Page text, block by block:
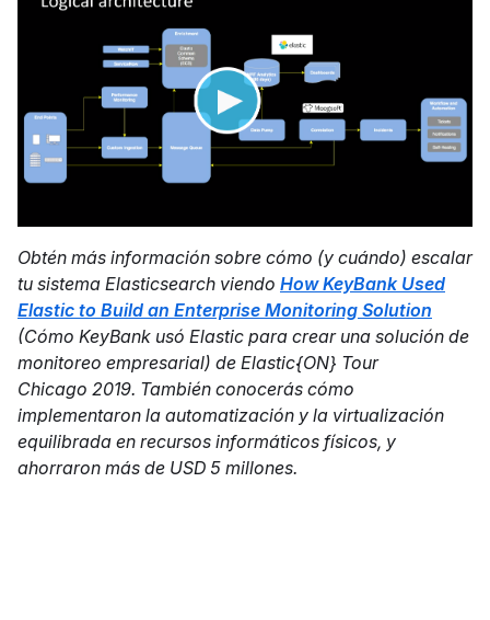
Obtén más información sobre cómo (y cuándo) escalar
tu sistema Elasticsearch viendo How KeyBank Used
Elastic to Build an Enterprise Monitoring Solution
(Cómo KeyBank usó Elastic para crear una solución de
monitoreo empresarial) de Elastic{ON} Tour
Chicago 2019. También conocerás cómo
implementaron la automatización y la virtualización
equilibrada en recursos informáticos físicos, y
ahorraron más de USD 5 millones.